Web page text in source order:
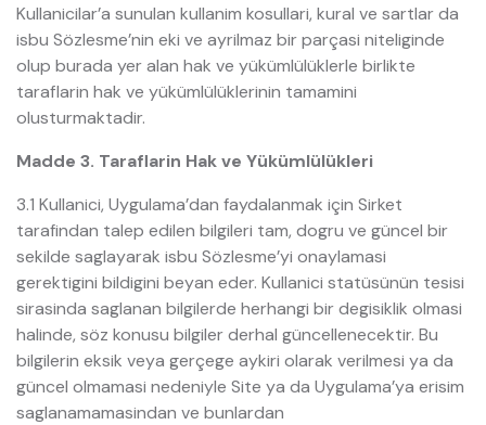
Kullanicilar’a sunulan kullanim kosullari, kural ve sartlar da
isbu Sözlesme’nin eki ve ayrilmaz bir parçasi niteliginde
olup burada yer alan hak ve yükümlülüklerle birlikte
taraflarin hak ve yükümlülüklerinin tamamini
olusturmaktadir.
Madde 3. Taraflarin Hak ve Yükümlülükleri
3.1 Kullanici, Uygulama’dan faydalanmak için Sirket
tarafindan talep edilen bilgileri tam, dogru ve güncel bir
sekilde saglayarak isbu Sözlesme’yi onaylamasi
gerektigini bildigini beyan eder. Kullanici statüsünün tesisi
sirasinda saglanan bilgilerde herhangi bir degisiklik olmasi
halinde, söz konusu bilgiler derhal güncellenecektir. Bu
bilgilerin eksik veya gerçege aykiri olarak verilmesi ya da
güncel olmamasi nedeniyle Site ya da Uygulama’ya erisim
saglanamamasindan ve bunlardan